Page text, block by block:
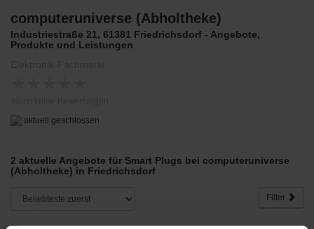
computeruniverse (Abholtheke)
Industriestraße 21, 61381 Friedrichsdorf - Angebote,
Produkte und Leistungen
aktuell geschlossen
2 aktuelle Angebote für Smart Plugs bei computeruniverse
(Abholtheke) in Friedrichsdorf
Filter